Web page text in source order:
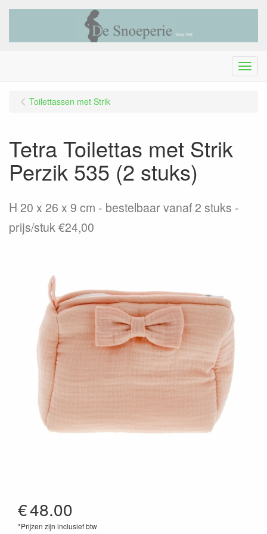
Menu
Toilettassen met Strik
Tetra Toilettas met Strik
Perzik 535 (2 stuks)
H 20 x 26 x 9 cm - bestelbaar vanaf 2 stuks -
prijs/stuk €24,00
€48.00
*Prijzen zijn inclusief btw